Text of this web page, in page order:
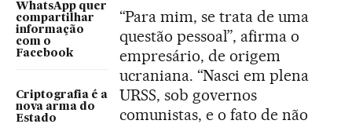
WhatsApp quer
compartilhar
informação
com o
Facebook
Criptografia é a
nova arma do
Estado
“Para mim, se trata de uma
questão pessoal”, afirma o
empresário, de origem
ucraniana. “Nasci em plena
URSS, sob governos
comunistas, e o fato de não